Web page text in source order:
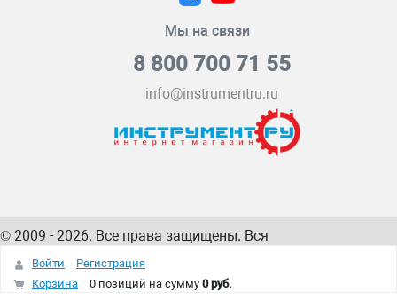
Мы на связи
8 800 700 71 55
info@instrumentru.ru
© 2009 - 2026. Все права защищены. Вся
информация на сайте – собственность
интернет-магазина
Войти
Регистрация
Корзина
0 позиций на сумму 0 руб.